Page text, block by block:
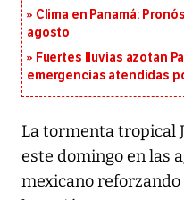
Clima en Panamá:
agosto
Fuertes lluvias azotan
emergencias atendidas
La tormenta tropical
este domingo en las
mexicano